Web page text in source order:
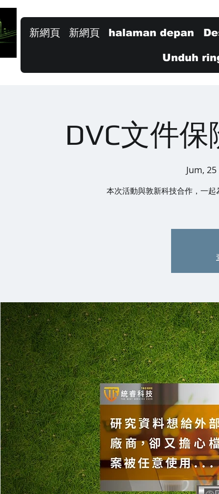
新網頁 新網頁 halaman depan
Unduh
DVC文件
Jum,
本次活動與敦新科技合作，一